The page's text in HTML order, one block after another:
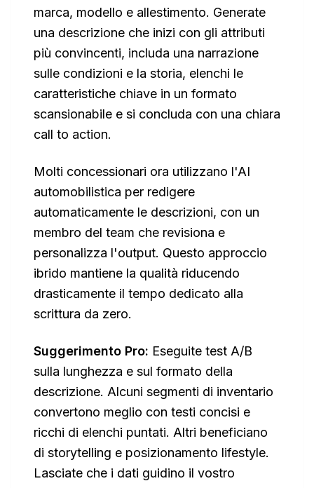
marca, modello e allestimento. Generate
una descrizione che inizi con gli attributi
più convincenti, includa una narrazione
sulle condizioni e la storia, elenchi le
caratteristiche chiave in un formato
scansionabile e si concluda con una chiara
call to action.
Molti concessionari ora utilizzano l'AI
automobilistica per redigere
automaticamente le descrizioni, con un
membro del team che revisiona e
personalizza l'output. Questo approccio
ibrido mantiene la qualità riducendo
drasticamente il tempo dedicato alla
scrittura da zero.
Suggerimento Pro: Eseguite test A/B
sulla lunghezza e sul formato della
descrizione. Alcuni segmenti di inventario
convertono meglio con testi concisi e
ricchi di elenchi puntati. Altri beneficiano
di storytelling e posizionamento lifestyle.
Lasciate che i dati guidino il vostro